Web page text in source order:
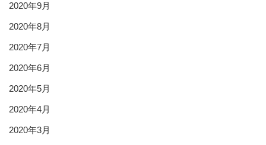
2020年9月
2020年8月
2020年7月
2020年6月
2020年5月
2020年4月
2020年3月